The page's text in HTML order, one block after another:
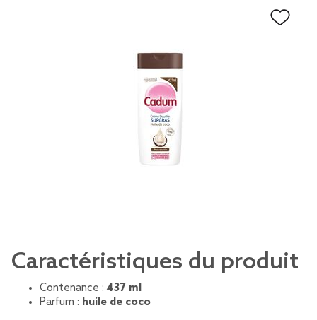
Caractéristiques du produit
Contenance : 437 ml
Parfum : huile de coco